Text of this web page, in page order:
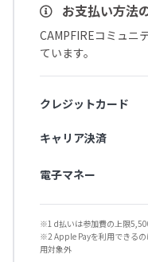
お支払い方法
CAMPFIREコミュニ
ています。
クレジットカード
キャリア決済
電子マネー
※1 d払いは参加費の上限
※2 Apple Payを利用できる
用対象外